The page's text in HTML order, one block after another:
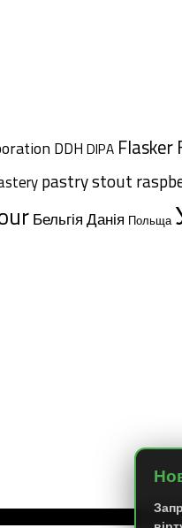
DDH DIPA Flasker
pastry stout
БельгіяДанія Польща